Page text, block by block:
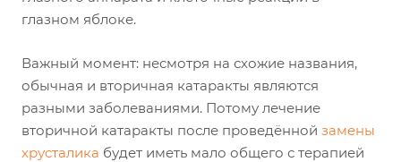
глазном яблоке.
Важный момент: несмотря на схожие названия,
обычная и вторичная катаракты являются
разными заболеваниями. Потому лечение
вторичной катаракты после проведённой замены
хрусталика будет иметь мало общего с терапией